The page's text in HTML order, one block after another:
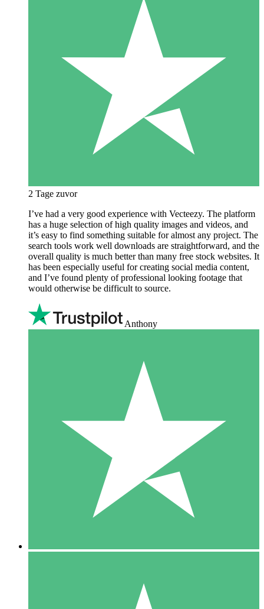
2 Tage zuvor
I’ve had a very good experience with Vecteezy. The platform
has a huge selection of high quality images and videos, and
it’s easy to find something suitable for almost any project. The
search tools work well downloads are straightforward, and the
overall quality is much better than many free stock websites. It
has been especially useful for creating social media content,
and I’ve found plenty of professional looking footage that
would otherwise be difficult to source.
Anthony